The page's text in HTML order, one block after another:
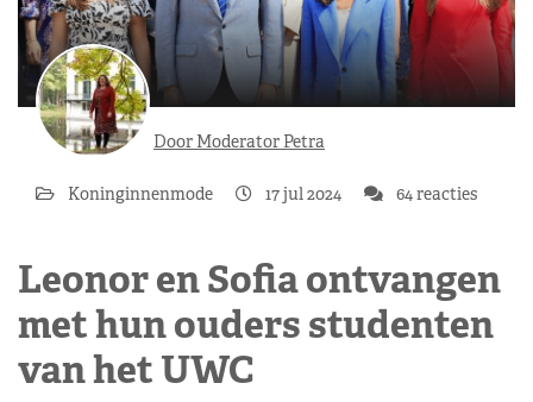
Door Moderator Petra
Koninginnenmode 17 jul 2024 64 reacties
Leonor en Sofia ontvangen
met hun ouders studenten
van het UWC